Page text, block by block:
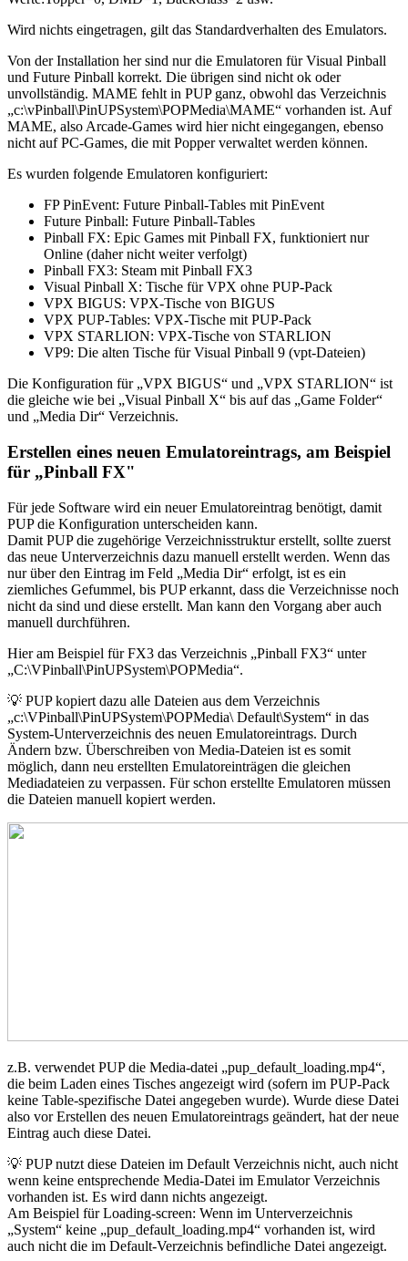
Wird nichts eingetragen, gilt das Standardverhalten des Emulators.
Von der Installation her sind nur die Emulatoren für Visual Pinball
und Future Pinball korrekt. Die übrigen sind nicht ok oder
unvollständig. MAME fehlt in PUP ganz, obwohl das Verzeichnis
„c:\vPinball\PinUPSystem\POPMedia\MAME“ vorhanden ist. Auf
MAME, also Arcade-Games wird hier nicht eingegangen, ebenso
nicht auf PC-Games, die mit Popper verwaltet werden können.
Es wurden folgende Emulatoren konfiguriert:
FP PinEvent: Future Pinball-Tables mit PinEvent
Future Pinball: Future Pinball-Tables
Pinball FX: Epic Games mit Pinball FX, funktioniert nur
Online (daher nicht weiter verfolgt)
Pinball FX3: Steam mit Pinball FX3
Visual Pinball X: Tische für VPX ohne PUP-Pack
VPX BIGUS: VPX-Tische von BIGUS
VPX PUP-Tables: VPX-Tische mit PUP-Pack
VPX STARLION: VPX-Tische von STARLION
VP9: Die alten Tische für Visual Pinball 9 (vpt-Dateien)
Die Konfiguration für „VPX BIGUS“ und „VPX STARLION“ ist
die gleiche wie bei „Visual Pinball X“ bis auf das „Game Folder“
und „Media Dir“ Verzeichnis.
Erstellen eines neuen Emulatoreintrags, am Beispiel
für „Pinball FX"
Für jede Software wird ein neuer Emulatoreintrag benötigt, damit
PUP die Konfiguration unterscheiden kann.
Damit PUP die zugehörige Verzeichnisstruktur erstellt, sollte zuerst
das neue Unterverzeichnis dazu manuell erstellt werden. Wenn das
nur über den Eintrag im Feld „Media Dir“ erfolgt, ist es ein
ziemliches Gefummel, bis PUP erkannt, dass die Verzeichnisse noch
nicht da sind und diese erstellt. Man kann den Vorgang aber auch
manuell durchführen.
Hier am Beispiel für FX3 das Verzeichnis „Pinball FX3“ unter
„C:\VPinball\PinUPSystem\POPMedia“.
💡 PUP kopiert dazu alle Dateien aus dem Verzeichnis
„c:\VPinball\PinUPSystem\POPMedia\ Default\System“ in das
System-Unterverzeichnis des neuen Emulatoreintrags. Durch
Ändern bzw. Überschreiben von Media-Dateien ist es somit
möglich, dann neu erstellten Emulatoreinträgen die gleichen
Mediadateien zu verpassen. Für schon erstellte Emulatoren müssen
die Dateien manuell kopiert werden.
z.B. verwendet PUP die Media-datei „pup_default_loading.mp4“,
die beim Laden eines Tisches angezeigt wird (sofern im PUP-Pack
keine Table-spezifische Datei angegeben wurde). Wurde diese Datei
also vor Erstellen des neuen Emulatoreintrags geändert, hat der neue
Eintrag auch diese Datei.
💡 PUP nutzt diese Dateien im Default Verzeichnis nicht, auch nicht
wenn keine entsprechende Media-Datei im Emulator Verzeichnis
vorhanden ist. Es wird dann nichts angezeigt.
Am Beispiel für Loading-screen: Wenn im Unterverzeichnis
„System“ keine „pup_default_loading.mp4“ vorhanden ist, wird
auch nicht die im Default-Verzeichnis befindliche Datei angezeigt.